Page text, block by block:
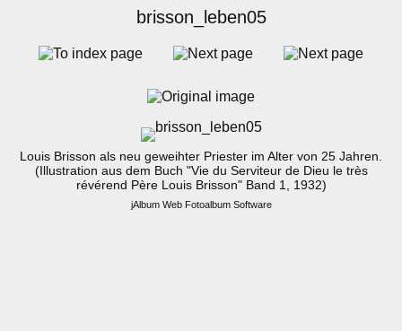
brisson_leben05
Louis Brisson als neu geweihter Priester im Alter von 25 Jahren.
(Illustration aus dem Buch "Vie du Serviteur de Dieu le très
révérend Père Louis Brisson" Band 1, 1932)
jAlbum Web Fotoalbum Software